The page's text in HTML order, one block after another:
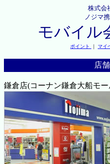
株式会
ノジマ
モバイル
ポイント ｜ マイ
店
鎌倉店(コーナン鎌倉大船モー